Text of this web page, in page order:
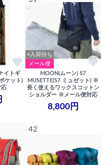
イトギ
ケット)
×入荷待ち
メール便
MOON(ムーン) S7
MUSETTE(S7 ミュゼット) ※
長く使えるワックスコットン
ショルダー ※メール便対応
8,800円
42